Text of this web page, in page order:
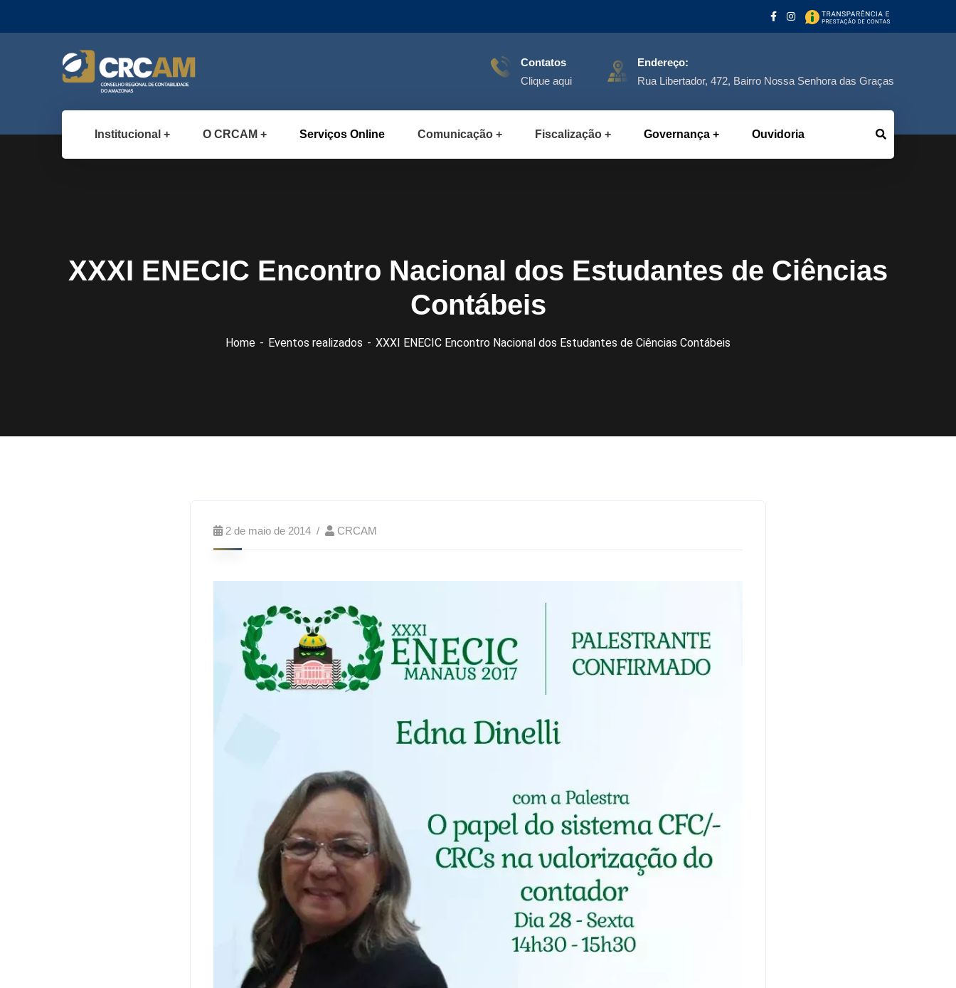
Contatos
Clique aqui
Endereço:
Rua Libertador, 472, Bairro Nossa Senhora das Graças
Institucional O CRCAM Serviços Online Comunicação Fiscalização Governança Ouvidoria
XXXI ENECIC Encontro Nacional dos Estudantes de Ciências
Contábeis
Home Eventos realizados XXXI ENECIC Encontro Nacional dos Estudantes de Ciências Contábeis
2 de maio de 2014 CRCAM